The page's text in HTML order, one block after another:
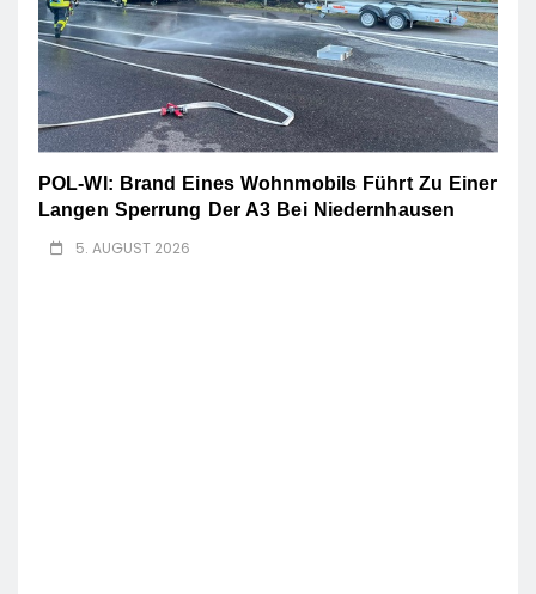
POL-WI: Brand Eines Wohnmobils Führt Zu Einer
Langen Sperrung Der A3 Bei Niedernhausen
5. AUGUST 2026